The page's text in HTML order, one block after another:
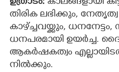
തിരിക ലഭിക്കും,
കാഴ്ച്ചവയ്ക്കും,
ധനപരമായി ഉയര്‍ച്ച.
ആകര്‍ഷകത്വം
നില്‍ക്കും.